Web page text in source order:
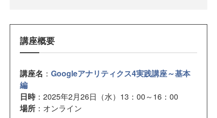
講座概要
講座名 ： Googleアナリティクス4実践講座～基本
編
日時：2025年2月26日（水）13：00～16：00
場所 ：オンライン